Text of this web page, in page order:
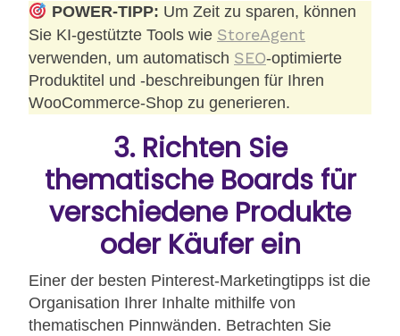
POWER-TIPP: Um Zeit zu sparen, können
Sie KI-gestützte Tools wie StoreAgent
verwenden, um automatisch SEO-optimierte
Produktitel und -beschreibungen für Ihren
WooCommerce-Shop zu generieren.
3. Richten Sie
thematische Boards für
verschiedene Produkte
oder Käufer ein
Einer der besten Pinterest-Marketingtipps ist die
Organisation Ihrer Inhalte mithilfe von
thematischen Pinnwänden. Betrachten Sie